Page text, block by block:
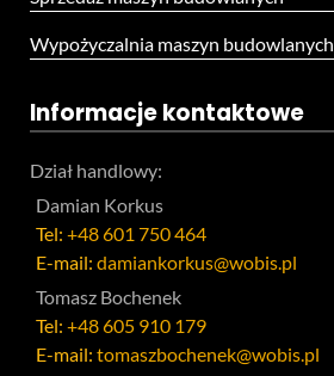
Wypożyczalnia maszyn budowlanych
Informacje kontaktowe
Dział handlowy:
Damian Korkus
Tel: +48 601 750 464
E-mail: damiankorkus@wobis.pl
Tomasz Bochenek
Tel: +48 605 910 179
E-mail: tomaszbochenek@wobis.pl